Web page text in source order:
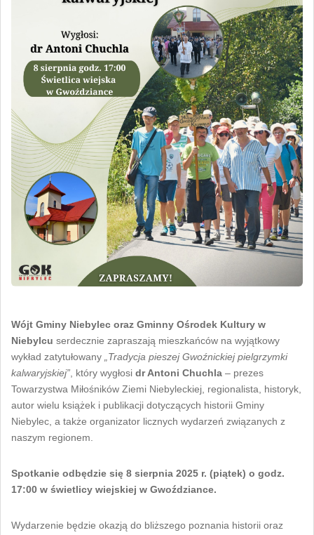
Wójt Gminy Niebylec oraz Gminny Ośrodek Kultury w
Niebylcu serdecznie zapraszają mieszkańców na wyjątkowy
wykład zatytułowany
„Tradycja pieszej Gwoźnickiej pielgrzymki
kalwaryjskiej” , który wygłosi dr Antoni Chuchla – prezes
Towarzystwa Miłośników Ziemi Niebyleckiej, regionalista, historyk,
autor wielu książek i publikacji dotyczących historii Gminy
Niebylec, a także organizator licznych wydarzeń związanych z
naszym regionem.
Spotkanie odbędzie się 8 sierpnia 2025 r. (piątek) o godz.
17:00 w świetlicy wiejskiej w Gwoździance.
Wydarzenie będzie okazją do bliższego poznania historii oraz